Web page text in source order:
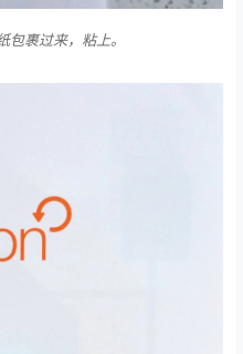
包裹过来，粘上。